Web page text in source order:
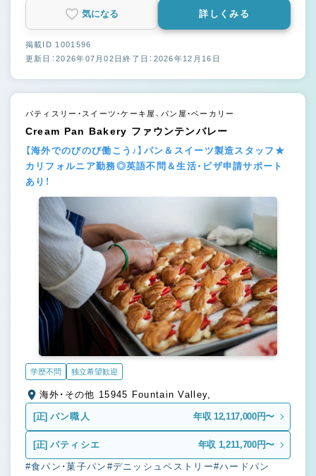
気になる 詳しくみる
掲載ID 1001596
更新日：2026年07月02日終了日：2026年12月16日
パティスリー・スイーツ・ケーキ屋、パン屋・ベーカリー
Cream Pan Bakery ファウンテンバレー
【海外でのびのび働こう♪】パン＆スイーツ製造スタッフ★
カリフォルニア勤務◎英語不問＆生活・ビザ申請サポート
あり！
学歴不問 独立希望歓迎
海外・その他 15945 Fountain Valley,
[正] パン職人 年収 12,117,000円〜
[正] パティシエ 年収 1,211,700円〜
#食パン・菓子パン #デニッシュペストリー#ハードパン